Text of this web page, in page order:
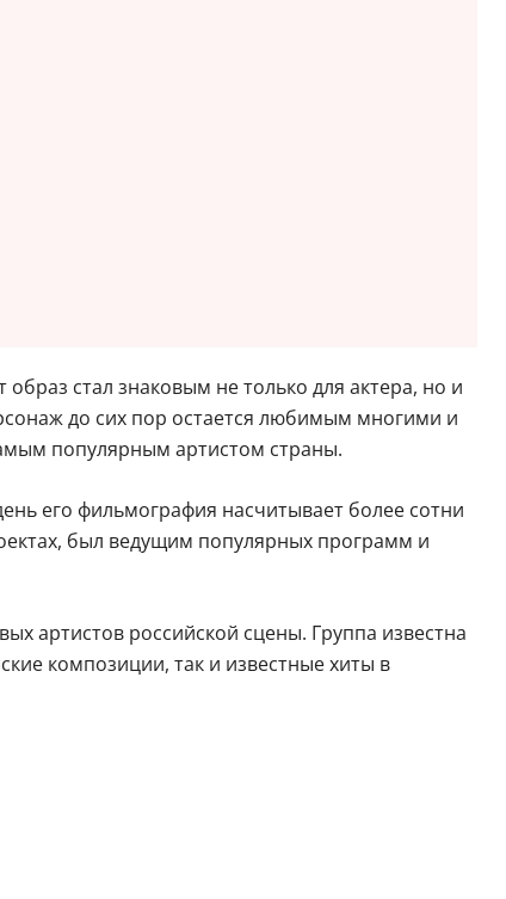
стал знаковым не только для актера, но и
до сих пор остается любимым многими и
популярным артистом страны.
его фильмография насчитывает более сотни
был ведущим популярных программ и
артистов российской сцены. Группа известна
композиции, так и известные хиты в